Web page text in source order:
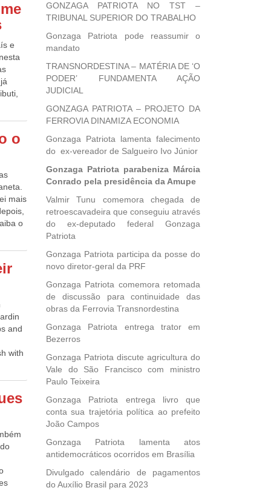
o
do
e
a
a
13
da
à
o
mais
o
de
and
with
GONZAGA PATRIOTA NO TST –
TRIBUNAL SUPERIOR DO TRABALHO
Gonzaga Patriota pode reassumir o
mandato
TRANSNORDESTINA – MATÉRIA DE ‘O
PODER’ FUNDAMENTA AÇÃO
JUDICIAL
GONZAGA PATRIOTA – PROJETO DA
FERROVIA DINAMIZA ECONOMIA
Gonzaga Patriota lamenta falecimento
do ex-vereador de Salgueiro Ivo Júnior
Gonzaga Patriota parabeniza Márcia
Conrado pela presidência da Amupe
Valmir Tunu comemora chegada de
retroescavadeira que conseguiu através
do ex-deputado federal Gonzaga
Patriota
Gonzaga Patriota participa da posse do
novo diretor-geral da PRF
Gonzaga Patriota comemora retomada
de discussão para continuidade das
obras da Ferrovia Transnordestina
Gonzaga Patriota entrega trator em
Bezerros
Gonzaga Patriota discute agricultura do
Vale do São Francisco com ministro
Paulo Teixeira
Gonzaga Patriota entrega livro que
conta sua trajetória política ao prefeito
João Campos
Gonzaga Patriota lamenta atos
antidemocráticos ocorridos em Brasília
Divulgado calendário de pagamentos
do Auxílio Brasil para 2023